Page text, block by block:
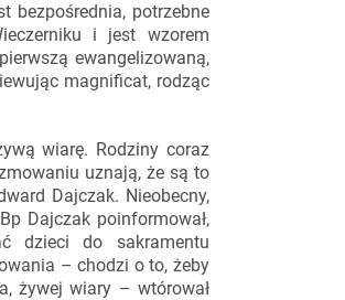
bezpośrednia, potrzebne
i jest wzorem
ewangelizowaną,
magnificat, rodząc
wiarę. Rodziny coraz
uznają, że są to
Dajczak. Nieobecny,
Dajczak poinformował,
dzieci do sakramentu
– chodzi o to, żeby
żywej wiary – wtórował